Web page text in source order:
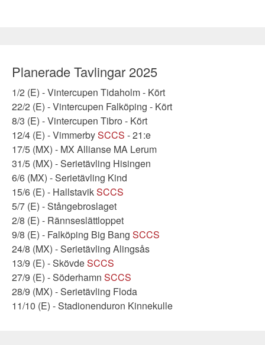
Planerade Tavlingar 2025
1/2 (E) - Vintercupen Tidaholm - Kört
22/2 (E) - Vintercupen Falköping - Kört
8/3 (E) - Vintercupen Tibro - Kört
12/4 (E) - VimmerbySCCS - 21:e
17/5 (MX) - MX Allianse MA Lerum
31/5 (MX) - Serietävling Hisingen
6/6 (MX) - Serietävling Kind
15/6 (E) - HallstavikSCCS
5/7 (E) - Stångebroslaget
2/8 (E) - Rännseslättloppet
9/8 (E) - Falköping Big Bang SCCS
24/8 (MX) - Serietävling Alingsås
13/9 (E) - SkövdeSCCS
27/9 (E) - Söderhamn SCCS
28/9 (MX) - Serietävling Floda
11/10 (E) - Stadionenduron Kinnekulle